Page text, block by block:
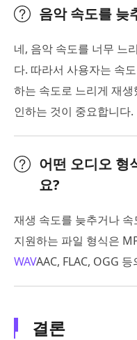
음악 속도를 늦
네, 음악 속도를 너무 느
다. 따라서 사용자는 속
하는 속도로 느리게 재
인하는 것이 중요합니다.
어떤 오디오 형
요?
재생 속도를 늦추거나
지원하는 파일 형식은
WAVAAC, FLAC, OGG
결론